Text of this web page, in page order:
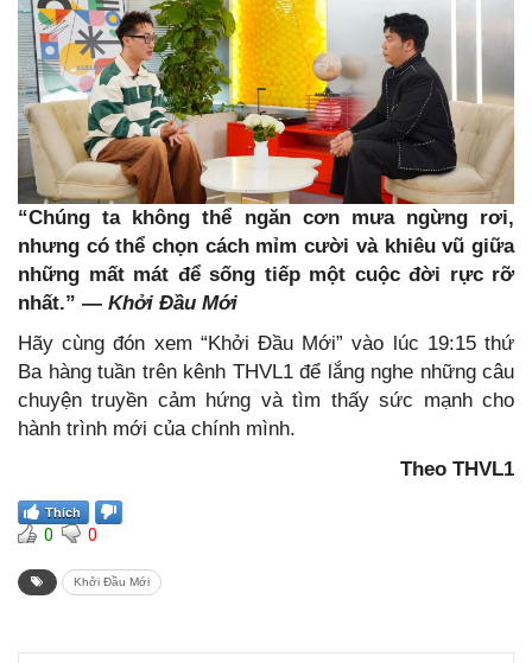
“Chúng ta không thể ngăn cơn mưa ngừng rơi,
nhưng có thể chọn cách mỉm cười và khiêu vũ giữa
những mất mát để sống tiếp một cuộc đời rực rỡ
nhất.” — Khởi Đầu Mới
Hãy cùng đón xem “Khởi Đầu Mới” vào lúc 19:15 thứ
Ba hàng tuần trên kênh THVL1 để lắng nghe những câu
chuyện truyền cảm hứng và tìm thấy sức mạnh cho
hành trình mới của chính mình.
Theo THVL1
Thích
0 0
Khởi Đầu Mới